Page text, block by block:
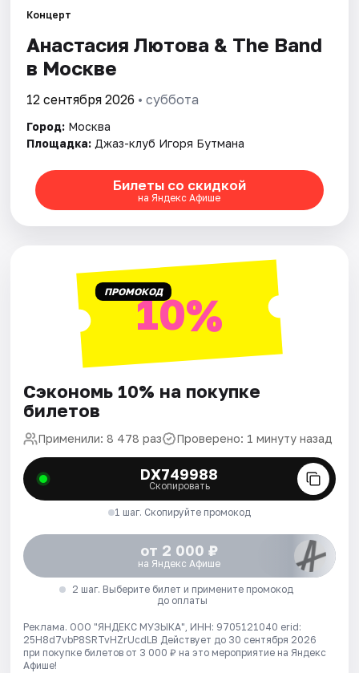
Города
Площадки
Рейтинги
Концерт
Анастасия Лютова & The Band
в Москве
12 сентября 2026 • суббота
Город: Москва
Площадка: Джаз-клуб Игоря Бутмана
Билеты со скидкой
на Яндекс Афише
ПРОМОКОД10%
Сэкономь 10% на покупке
билетов
Применили: 8 478 раз Проверено: 1 минуту назад
DX749988
Скопировать
1 шаг. Скопируйте промокод
от 2 000 ₽
на Яндекс Афише
2 шаг. Выберите билет и примените промокод
до оплаты
Реклама. ООО "ЯНДЕКС МУЗЫКА", ИНН: 9705121040 erid:
25H8d7vbP8SRTvHZrUcdLB Действует до 30 сентября 2026
при покупке билетов от 3 000 ₽ на это мероприятие на Яндекс
Афише!